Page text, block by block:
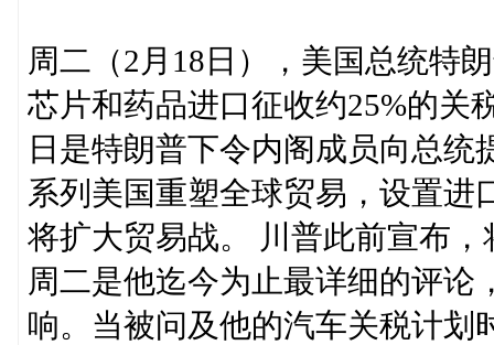
周二（2月18日），美国总统特
芯片和药品进口征收约25%的关
日是特朗普下令内阁成员向总
系列美国重塑全球贸易，设置进
将扩大贸易战。 川普此前宣布
周二是他迄今为止最详细的评论
响。当被问及他的汽车关税计划